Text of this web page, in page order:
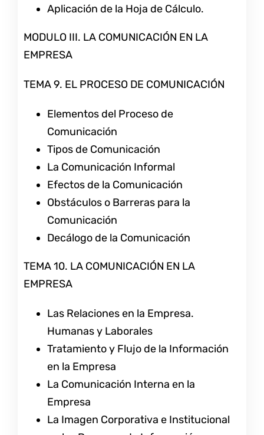
Aplicación de la Hoja de Cálculo.
MODULO III. LA COMUNICACIÓN EN LA
EMPRESA
TEMA 9. EL PROCESO DE COMUNICACIÓN
Elementos del Proceso de
Comunicación
Tipos de Comunicación
La Comunicación Informal
Efectos de la Comunicación
Obstáculos o Barreras para la
Comunicación
Decálogo de la Comunicación
TEMA 10. LA COMUNICACIÓN EN LA
EMPRESA
Las Relaciones en la Empresa.
Humanas y Laborales
Tratamiento y Flujo de la Información
en la Empresa
La Comunicación Interna en la
Empresa
La Imagen Corporativa e Institucional